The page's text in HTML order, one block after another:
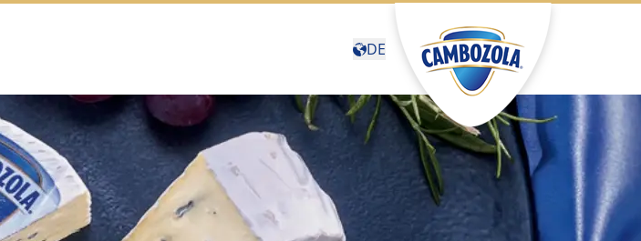
DE
Deutschland
(Deutsch)
United States (English)
Canada (English)
Canada (Français)